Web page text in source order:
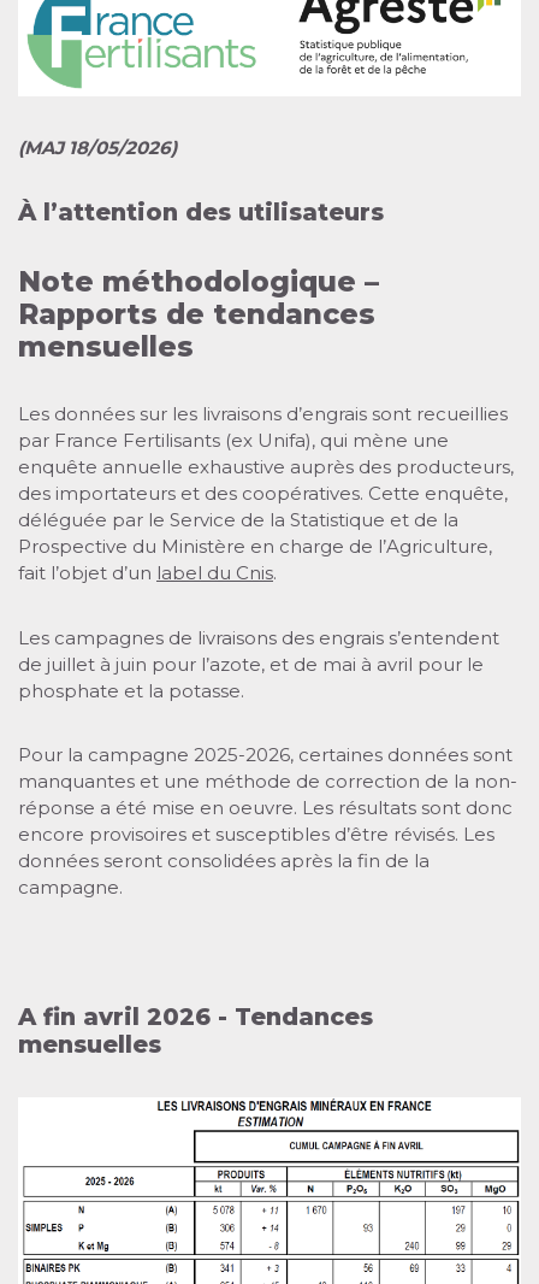
(MAJ 18/05/2026)
À l’attention des utilisateurs
Note méthodologique –
Rapports de tendances
mensuelles
Les données sur les livraisons d’engrais sont recueillies
par France Fertilisants (ex Unifa), qui mène une
enquête annuelle exhaustive auprès des producteurs,
des importateurs et des coopératives. Cette enquête,
déléguée par le Service de la Statistique et de la
Prospective du Ministère en charge de l’Agriculture,
fait l’objet d’un label du Cnis.
Les campagnes de livraisons des engrais s’entendent
de juillet à juin pour l’azote, et de mai à avril pour le
phosphate et la potasse.
Pour la campagne 2025-2026, certaines données sont
manquantes et une méthode de correction de la non-
réponse a été mise en oeuvre. Les résultats sont donc
encore provisoires et susceptibles d’être révisés. Les
données seront consolidées après la fin de la
campagne.
A fin avril 2026 - Tendances
mensuelles